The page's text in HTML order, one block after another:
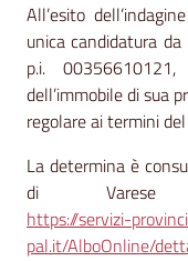
All’esito
unica candidatura
p.i.
dell’immobile di sua
regolare ai termini
La determina è
di
https://servizi-
pal.it/AlboOnline/